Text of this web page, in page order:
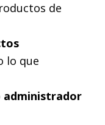
de
lo que
administrador